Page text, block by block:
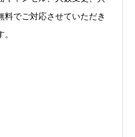
料でご対応させていただき
。